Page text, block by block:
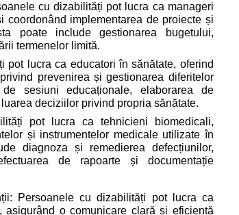
cu dizabilități pot lucra ca manageri
implementarea de proiecte și
poate include gestionarea bugetului,
termenelor limită.
pot lucra ca educatori în sănătate, oferind
prevenirea și gestionarea diferitelor
sesiuni educaționale, elaborarea de
deciziilor privind propria sănătate.
pot lucra ca tehnicieni biomedicali,
și instrumentelor medicale utilizate în
diagnoza și remedierea defecțiunilor,
de rapoarte și documentație
Persoanele cu dizabilități pot lucra ca
o comunicare clară și eficientă